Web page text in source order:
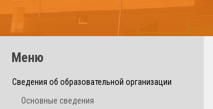
Меню
Сведения об образовательной организации
Основные сведения